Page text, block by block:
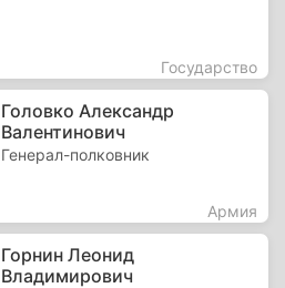
Государство
Головко Александр
Валентинович
Генерал-полковник
Армия
Горнин Леонид
Владимирович